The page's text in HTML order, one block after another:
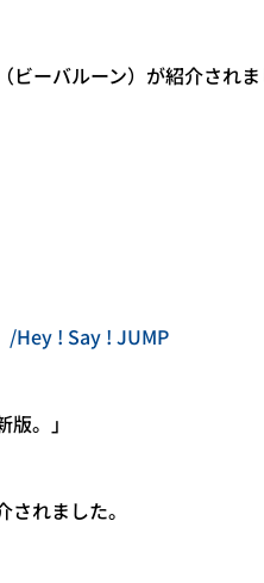
ーバルーン）が紹介されま
Hey ! Say ! JUMP
。」
れました。